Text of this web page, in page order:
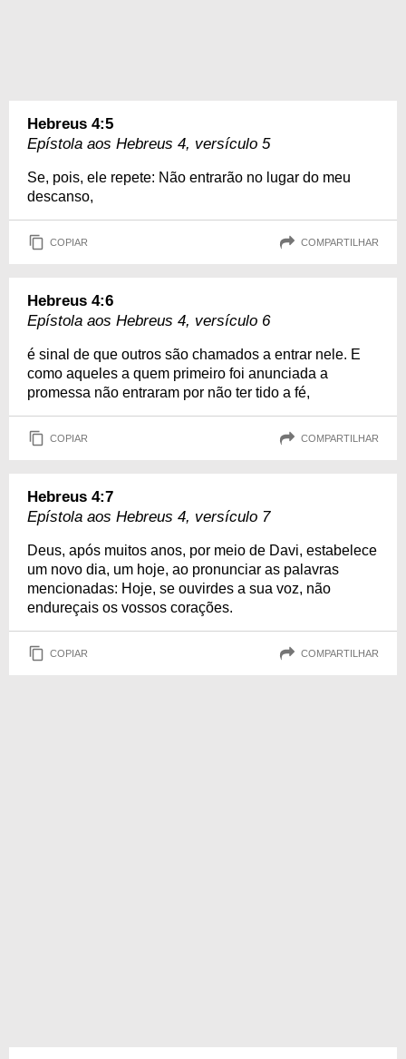
Hebreus 4:5
Epístola aos Hebreus 4, versículo 5
Se, pois, ele repete: Não entrarão no lugar do meu
descanso,
COPIAR COMPARTILHAR
Hebreus 4:6
Epístola aos Hebreus 4, versículo 6
é sinal de que outros são chamados a entrar nele. E
como aqueles a quem primeiro foi anunciada a
promessa não entraram por não ter tido a fé,
COPIAR COMPARTILHAR
Hebreus 4:7
Epístola aos Hebreus 4, versículo 7
Deus, após muitos anos, por meio de Davi, estabelece
um novo dia, um hoje, ao pronunciar as palavras
mencionadas: Hoje, se ouvirdes a sua voz, não
endureçais os vossos corações.
COPIAR COMPARTILHAR